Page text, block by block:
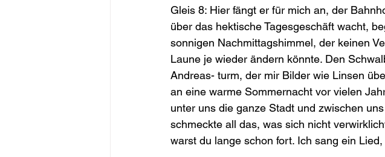
Gleis 8: Hier fängt er für mich an, der
über das hektische Tagesgeschäft wacht,
sonnigen Nachmittagshimmel, der keinen
Laune je wieder ändern könnte. Den
Andreas- turm, der mir Bilder wie Linsen
an eine warme Sommernacht vor vielen
unter uns die ganze Stadt und zwischen
schmeckte all das, was sich nicht
warst du lange schon fort. Ich sang ein